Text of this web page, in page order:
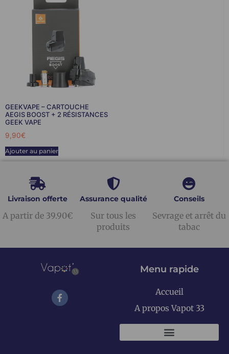
GEEKVAPE – CARTOUCHE
AEGIS BOOST + 2 RÉSISTANCES
GEEK VAPE
9,90€
Ajouter au panier
Livraison offerte
A partir de 39.90€
Assurance qualité
Sur tous les
produits
Conseils
Sevrage et arrêt du
tabac
Menu rapide
Accueil
A propos Vapot 33